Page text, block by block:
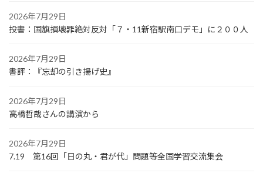
2026年7月29日
投書：国旗損壊罪絶対反対「７・11新宿駅南口デモ」に２００人
2026年7月29日
書評：『忘却の引き揚げ史』
2026年7月29日
高橋哲哉さんの講演から
2026年7月29日
7.19 第16回「日の丸・君が代」問題等全国学習交流集会